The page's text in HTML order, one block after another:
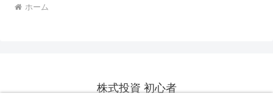
ホーム
株式投資 初心者